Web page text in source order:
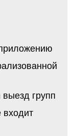
выезд групп